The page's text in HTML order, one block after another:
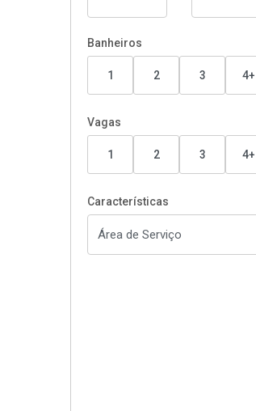
Banheiros
1 2 3 4+
Vagas
1 2 3 4+
Características